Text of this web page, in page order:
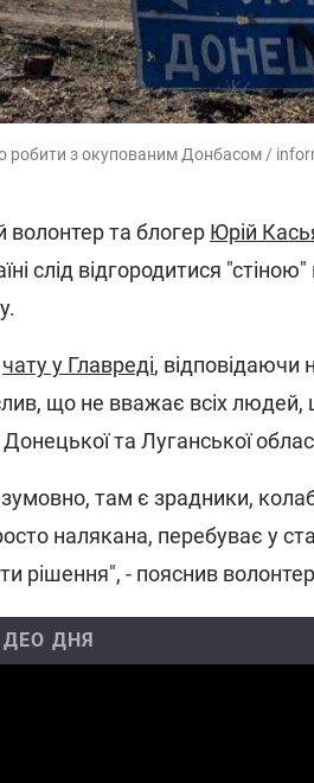
робити з окупованим Донбасом /
волонтер та блогер Юрій
слід відгородитися
чату у Главреді, відповідаючи
що не вважає всіх
Донецької та Луганської
там є зрадники,
налякана, перебуває у
рішення", - пояснив
ДНЯ